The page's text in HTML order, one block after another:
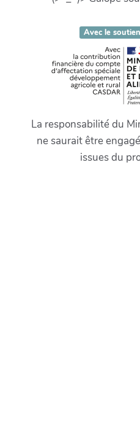
Avec le
La responsabilité du
ne saurait être
issues du